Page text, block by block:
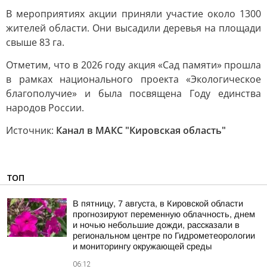
В мероприятиях акции приняли участие около 1300
жителей области. Они высадили деревья на площади
свыше 83 га.
Отметим, что в 2026 году акция «Сад памяти» прошла
в рамках национального проекта «Экологическое
благополучие» и была посвящена Году единства
народов России.
Источник: Канал в МАКС "Кировская область"
ТОП
В пятницу, 7 августа, в Кировской области
прогнозируют переменную облачность, днем
и ночью небольшие дожди, рассказали в
региональном центре по Гидрометеорологии
и мониторингу окружающей среды
06:12